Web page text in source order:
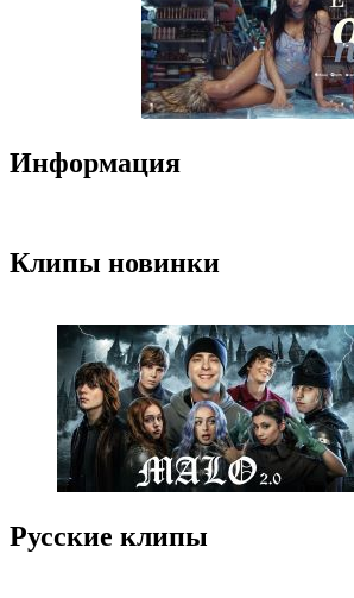
Информация
Клипы новинки
Русские клипы